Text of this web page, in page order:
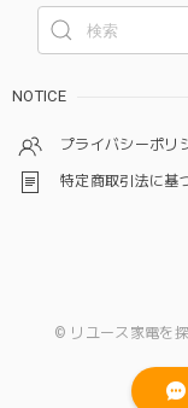
NOTICE
プライバシーポリ
特定商取引法に基
© リユース家電を